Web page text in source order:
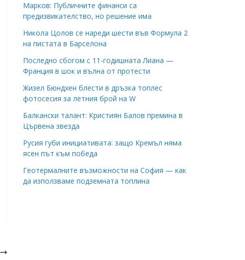
Марков: Публичните финанси са
предизвикателство, но решение има
Никола Цолов се нареди шести във Формула 2
на пистата в Барселона
Последно сбогом с 11-годишната Лиана —
Франция в шок и вълна от протести
Жизел Бюндхен блести в дръзка топлес
фотосесия за летния брой на W
Балкански талант: Кристиян Балов премина в
Цървена звезда
Русия губи инициативата: защо Кремъл няма
ясен път към победа
Геотермалните възможности на София — как
да използваме подземната топлина